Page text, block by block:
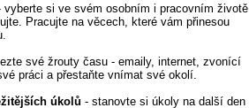
vyberte si ve svém osobním i pracovním životě
Pracujte na věcech, které vám přinesou
své žrouty času - emaily, internet, zvonící
práci a přestaňte vnímat své okolí.
úkolů - stanovte si úkoly na další den